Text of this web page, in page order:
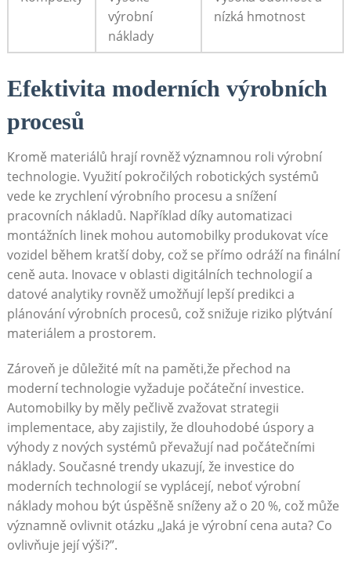
výrobní
náklady
nízká hmotnost
Efektivita ⁣moderních výrobních
procesů
Kromě materiálů hrají rovněž významnou roli výrobní
technologie. Využití pokročilých robotických systémů
⁤vede ke zrychlení výrobního procesu a snížení
pracovních nákladů. Například díky ⁣automatizaci
montážních linek‌ mohou automobilky produkovat více
vozidel⁢ během kratší doby,⁢ což se přímo odráží na finální
ceně auta. ‍Inovace v oblasti digitálních technologií a
datové⁢ analytiky rovněž ⁢umožňují lepší predikci a
plánování⁤ výrobních procesů, ‍což snižuje riziko plýtvání
materiálem a prostorem.
Zároveň ⁢je‍ důležité⁣ mít na paměti,že přechod na​
moderní technologie vyžaduje počáteční investice.
Automobilky by měly⁣ pečlivě⁤ zvažovat strategii
implementace, aby zajistily, že ‍dlouhodobé úspory ⁣a
výhody z nových systémů převažují nad počátečními
náklady. Současné trendy ukazují, že investice do⁣
moderních technologií se vyplácejí, neboť výrobní
náklady mohou být‌ úspěšně sníženy až o 20 %, což může
významně ovlivnit otázku⁢ „Jaká je výrobní cena ‌auta?⁣ Co
ovlivňuje ‍její výši?”.